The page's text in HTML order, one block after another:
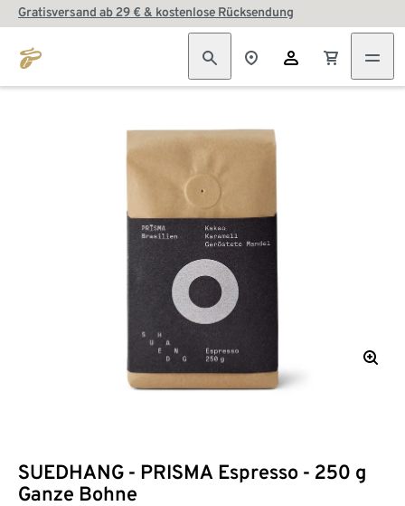
Gratisversand ab 29 € & kostenlose Rücksendung
SUEDHANG - PRISMA Espresso - 250 g
Ganze Bohne